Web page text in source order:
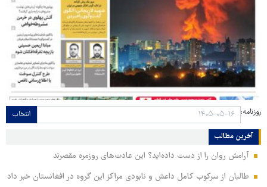
روزنامه: انتخاب
آخرین مطالب
آرامش روان را از دست داده‌اید؟ این عادت‌های روزمره مقصرند
طالبان از سرکوب کامل داعش و نابودی مراکز این گروه در افغانستان خبر داد